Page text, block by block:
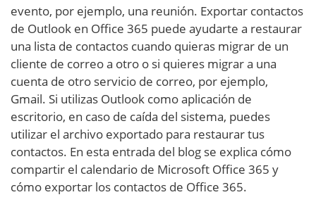
evento, por ejemplo, una reunión. Exportar contactos
de Outlook en Office 365 puede ayudarte a restaurar
una lista de contactos cuando quieras migrar de un
cliente de correo a otro o si quieres migrar a una
cuenta de otro servicio de correo, por ejemplo,
Gmail. Si utilizas Outlook como aplicación de
escritorio, en caso de caída del sistema, puedes
utilizar el archivo exportado para restaurar tus
contactos. En esta entrada del blog se explica cómo
compartir el calendario de Microsoft Office 365 y
cómo exportar los contactos de Office 365.